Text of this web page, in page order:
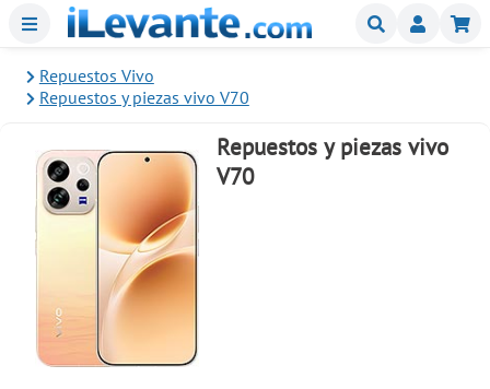
Menu Buscar
Repuestos Vivo
Repuestos y piezas vivo V70
Repuestos y piezas vivo
V70